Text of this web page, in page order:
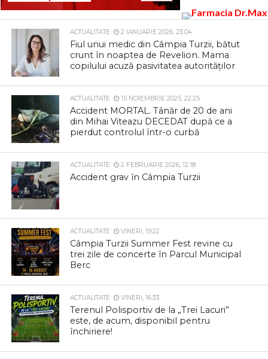
ACTUALITATE 2 IANUARIE 2026, 23:04
Fiul unui medic din Câmpia Turzii, bătut
crunt în noaptea de Revelion. Mama
copilului acuză pasivitatea autorităților
ACTUALITATE 15 NOIEMBRIE 2025, 22:25
Accident MORTAL. Tânăr de 20 de ani
din Mihai Viteazu DECEDAT după ce a
pierdut controlul într-o curbă
ACTUALITATE 2 FEBRUARIE 2026, 12:18
Accident grav în Câmpia Turzii
ACTUALITATE VINERI, 19:22
Câmpia Turzii Summer Fest revine cu
trei zile de concerte în Parcul Municipal
Berc
ACTUALITATE VINERI, 16:33
Terenul Polisportiv de la „Trei Lacuri”
este, de acum, disponibil pentru
închiriere!